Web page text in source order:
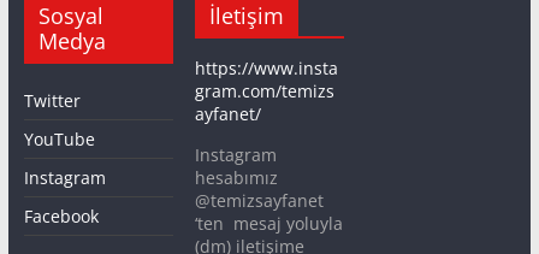
Sosyal
Medya
Twitter
YouTube
Instagram
Facebook
İletişim
https://www.insta
gram.com/temizs
ayfanet/
Instagram
hesabımız
@temizsayfanet
‘ten mesaj yoluyla
(dm) iletişime